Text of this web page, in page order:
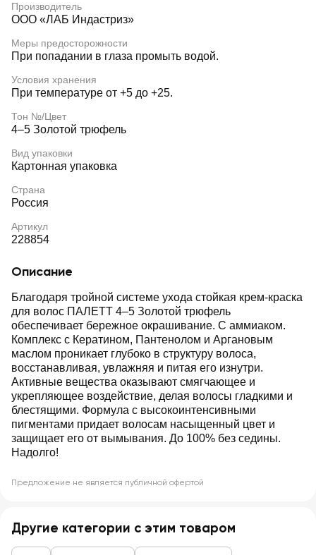
Производитель
ООО «ЛАБ Индастриз»
Меры предосторожности
При попадании в глаза промыть водой.
Условия хранения
При температуре от +5 до +25.
Тон №/Цвет
4–5 Золотой трюфель
Вид упаковки
Картонная упаковка
Страна
Россия
Артикул
228854
Описание
Благодаря тройной системе ухода стойкая крем-краска
для волос ПАЛЕТТ 4–5 Золотой трюфель
обеспечивает бережное окрашивание. С аммиаком.
Комплекс с Кератином, Пантенолом и Аргановым
маслом проникает глубоко в структуру волоса,
восстанавливая, увлажняя и питая его изнутри.
Активные вещества оказывают смягчающее и
укрепляющее воздействие, делая волосы гладкими и
блестящими. Формула с высокоинтенсивными
пигментами придает волосам насыщенный цвет и
защищает его от вымывания. До 100% без седины.
Надолго!
Предложение не является публичной офертой
Другие категории с этим товаром